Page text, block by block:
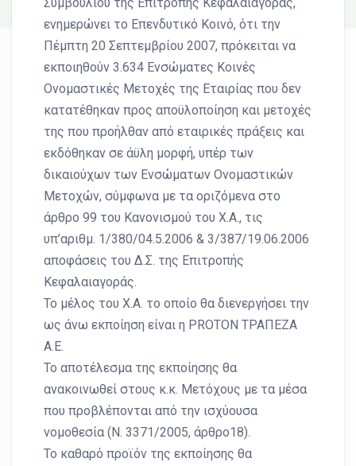
ενημερώνει το Επενδυτικό Κοινό, ότι την
Πέμπτη 20 Σεπτεμβρίου 2007, πρόκειται να
εκποιηθούν 3.634 Ενσώματες Κοινές
Ονομαστικές Μετοχές της Εταιρίας που δεν
κατατέθηκαν προς απoϋλοποίηση και μετοχές
της που προήλθαν από εταιρικές πράξεις και
εκδόθηκαν σε άϋλη μορφή, υπέρ των
δικαιούχων των Eνσώματων Ονομαστικών
Mετοχών, σύμφωνα με τα οριζόμενα στο
άρθρο 99 του Κανονισμού του Χ.Α., τις
υπ’αριθμ. 1/380/04.5.2006 & 3/387/19.06.2006
αποφάσεις του Δ.Σ. της Επιτροπής
Κεφαλαιαγοράς.
Το μέλος του Χ.Α. το οποίο θα διενεργήσει την
ως άνω εκποίηση είναι η PROTON ΤΡΑΠΕΖΑ
Α.Ε.
Το αποτέλεσμα της εκποίησης θα
ανακοινωθεί στους κ.κ. Μετόχους με τα μέσα
που προβλέπονται από την ισχύουσα
νομοθεσία (Ν. 3371/2005, άρθρο18).
Το καθαρό προϊόν της εκποίησης θα